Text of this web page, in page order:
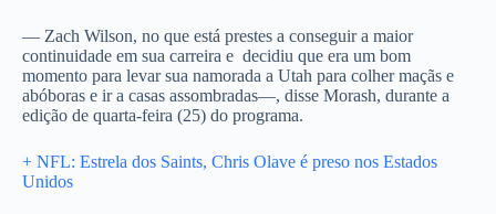
— Zach Wilson, no que está prestes a conseguir a maior
continuidade em sua carreira e decidiu que era um bom
momento para levar sua namorada a Utah para colher maçãs e
abóboras e ir a casas assombradas—, disse Morash, durante a
edição de quarta-feira (25) do programa.
+ NFL: Estrela dos Saints, Chris Olave é preso nos Estados
Unidos